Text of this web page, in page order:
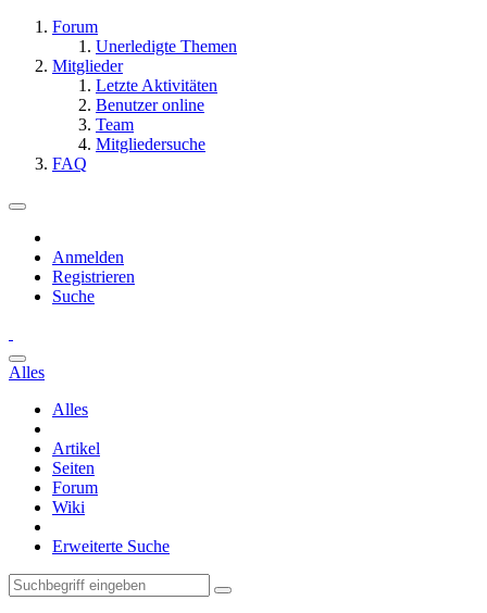
Forum
Unerledigte Themen
Mitglieder
Letzte Aktivitäten
Benutzer online
Team
Mitgliedersuche
FAQ
Anmelden
Registrieren
Suche
Alles
Alles
Artikel
Seiten
Forum
Wiki
Erweiterte Suche